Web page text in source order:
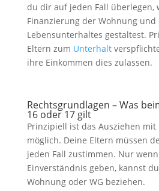
du dir auf jeden Fall überlegen,
Finanzierung der Wohnung und
Lebensunterhaltes gestaltest.
Eltern zum Unterhalt
ihre Einkommen dies zulassen.
Rechtsgrundlagen – Was
16 oder 17 gilt
Prinzipiell ist das Ausziehen mit
möglich. Deine Eltern müssen
jeden Fall zustimmen. Nur
Einverständnis geben, kannst
Wohnung oder WG beziehen.